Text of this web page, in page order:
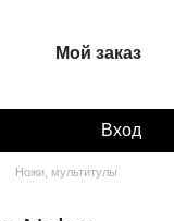
Мой заказ
Вход
Ножи, мультитулы